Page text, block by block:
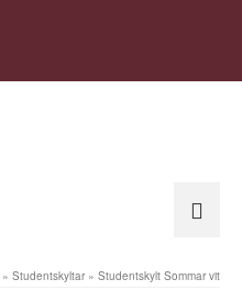
» Studentskyltar » Studentskylt Sommar vit